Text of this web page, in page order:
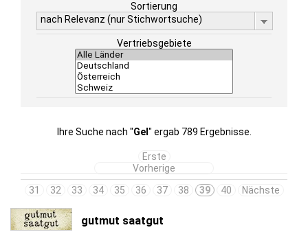
Sortierung
nach Relevanz (nur Stichwortsuche)
Vertriebsgebiete
Ihre Suche nach "Gel " ergab 789 Ergebnisse.
Erste
Vorherige
31
32 33 34 35 36 37 38 39 40 Nächste
gutmut saatgut